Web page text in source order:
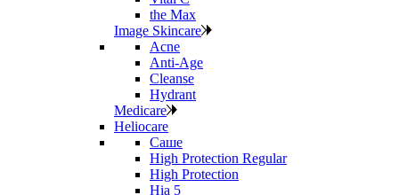
the Max
Image Skincare
Acne
Anti‑Age
Cleanse
Hydrant
Medicare
Heliocare
Саше
High Protection Regular
High Protection
Hia 5